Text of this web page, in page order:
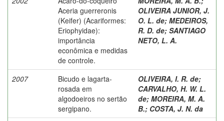
Aceria guerreronis
(Keifer) (Acariformes:
Eriophyidae):
importância
econômica e medidas
de controle.
OLIVEIRA JUNIOR, J.
O. L. de; MEDEIROS,
R. D. de; SANTIAGO
NETO, L. A.
2007
Bicudo e lagarta-
rosada em
algodoeiros no sertão
sergipano.
OLIVEIRA, I. R. de;
CARVALHO, H. W. L.
de; MOREIRA, M. A.
B.; COSTA, J. N. da